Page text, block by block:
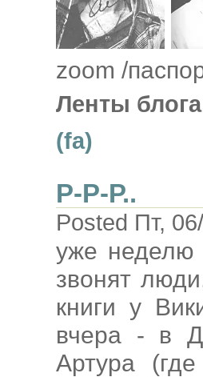
zoom /
Ленты
(fa)
Р-Р-Р..
Posted Пт,
уже неделю
звонят
книги у
вчера - в
Артура